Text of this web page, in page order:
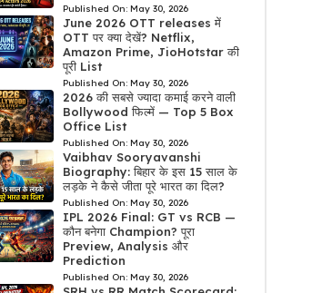
Published On: May 30, 2026
June 2026 OTT releases में
OTT पर क्या देखें? Netflix,
Amazon Prime, JioHotstar की
पूरी List
Published On: May 30, 2026
2026 की सबसे ज्यादा कमाई करने वाली
Bollywood फिल्में — Top 5 Box
Office List
Published On: May 30, 2026
Vaibhav Sooryavanshi
Biography: बिहार के इस 15 साल के
लड़के ने कैसे जीता पूरे भारत का दिल?
Published On: May 30, 2026
IPL 2026 Final: GT vs RCB —
कौन बनेगा Champion? पूरा
Preview, Analysis और
Prediction
Published On: May 30, 2026